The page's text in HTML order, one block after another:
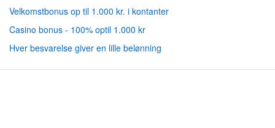
Velkomstbonus op til 1.000 kr. i kontanter
Casino bonus - 100% optil 1.000 kr
Hver besvarelse giver en lille belønning